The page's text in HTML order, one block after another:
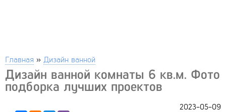
Главная » Дизайн ванной
Дизайн ванной комнаты 6 кв.м. Фото
подборка лучших проектов
2023-05-09